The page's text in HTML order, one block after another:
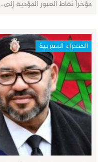
مؤخراً نقاط العبور المؤدية
الصحراء المغربية